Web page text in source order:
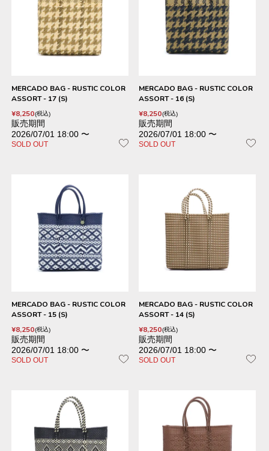
MERCADO BAG - RUSTIC COLOR
ASSORT - 17 (S)
¥8,250 税込
販売期間
2026/07/01 18:00 〜
SOLD OUT
MERCADO BAG - RUSTIC COLOR
ASSORT - 16 (S)
¥8,250 税込
販売期間
2026/07/01 18:00 〜
SOLD OUT
MERCADO BAG - RUSTIC COLOR
ASSORT - 15 (S)
¥8,250 税込
販売期間
2026/07/01 18:00 〜
SOLD OUT
MERCADO BAG - RUSTIC COLOR
ASSORT - 14 (S)
¥8,250 税込
販売期間
2026/07/01 18:00 〜
SOLD OUT